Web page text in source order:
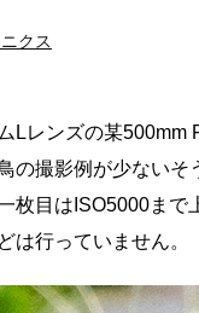
クス
Lレンズの某500mm
の撮影例が少ない
枚目はISO5000ま
は行っていません。